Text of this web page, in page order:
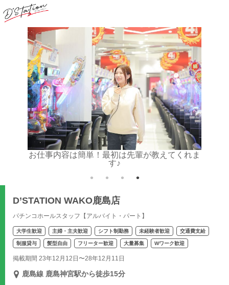
お仕事内容は簡単！最初は先輩が教えてくれま
す♪
D’STATION WAKO鹿島店
パチンコホールスタッフ【アルバイト・パート】
大学生歓迎 主婦・主夫歓迎 シフト制勤務 未経験者歓迎 交通費支給
制服貸与 髪型自由 フリーター歓迎 大量募集 Wワーク歓迎
掲載期間 23年12月12日〜28年12月11日
鹿島線 鹿島神宮駅から徒歩15分